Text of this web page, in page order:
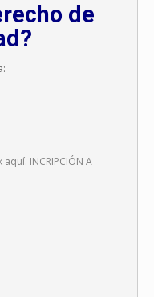
de
aquí. INCRIPCIÓN A